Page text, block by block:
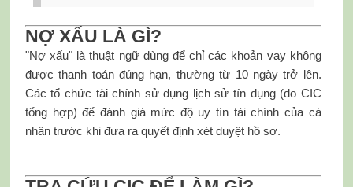
NỢ XẤU LÀ GÌ?
"Nợ xấu" là thuật ngữ dùng để chỉ các khoản vay không
được thanh toán đúng hạn, thường từ 10 ngày trở lên.
Các tổ chức tài chính sử dụng lịch sử tín dụng (do CIC
tổng hợp) để đánh giá mức độ uy tín tài chính của cá
nhân trước khi đưa ra quyết định xét duyệt hồ sơ.